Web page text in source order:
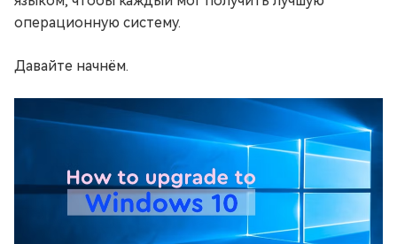
операционную систему.
Давайте начнём.